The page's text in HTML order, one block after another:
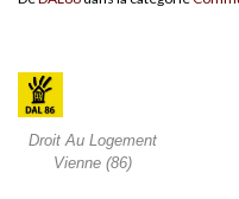
Droit Au Logement
Vienne (86)